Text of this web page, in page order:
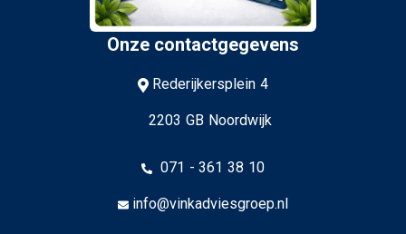
Onze contactgegevens
Rederijkersplein 4
2203 GB Noordwijk
071 - 361 38 10
info@vinkadviesgroep.nl